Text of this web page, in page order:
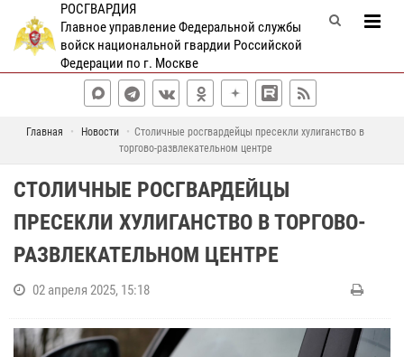
РОСГВАРДИЯ
Главное управление Федеральной службы
войск национальной гвардии Российской
Федерации по г. Москве
Главная Новости
Столичные росгвардейцы пресекли хулиганство в
торгово-развлекательном центре
СТОЛИЧНЫЕ РОСГВАРДЕЙЦЫ
ПРЕСЕКЛИ ХУЛИГАНСТВО В ТОРГОВО-
РАЗВЛЕКАТЕЛЬНОМ ЦЕНТРЕ
02 апреля 2025, 15:18